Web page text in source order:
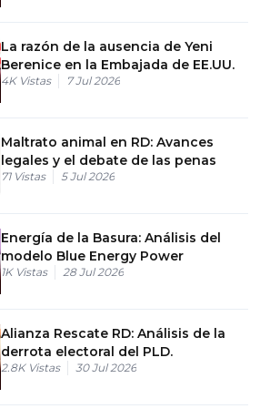
La razón de la ausencia de Yeni
Berenice en la Embajada de EE.UU.
4K Vistas 7 Jul 2026
Maltrato animal en RD: Avances
legales y el debate de las penas
71 Vistas 5 Jul 2026
Energía de la Basura: Análisis del
modelo Blue Energy Power
1K Vistas 28 Jul 2026
Alianza Rescate RD: Análisis de la
derrota electoral del PLD.
2.8K Vistas 30 Jul 2026